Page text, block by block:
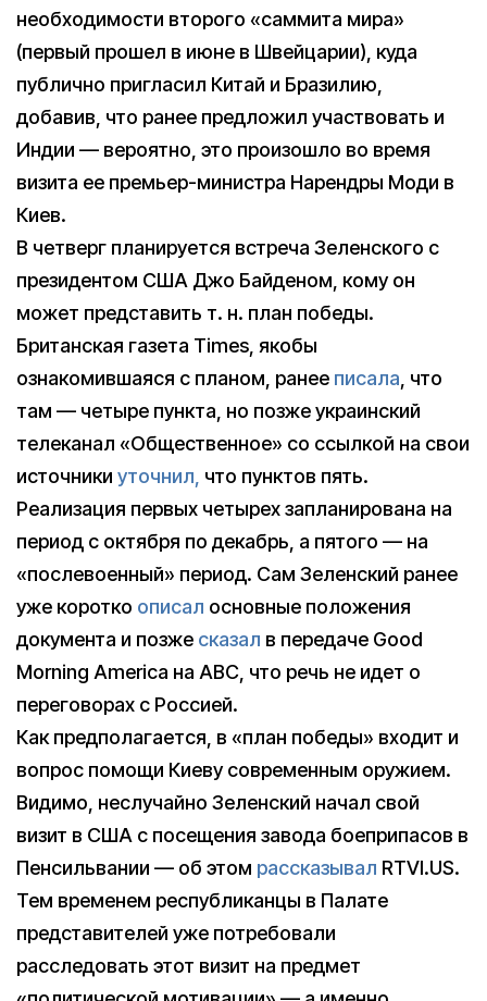
необходимости второго «саммита мира»
(первый прошел в июне в Швейцарии), куда
публично пригласил Китай и Бразилию,
добавив, что ранее предложил участвовать и
Индии — вероятно, это произошло во время
визита ее премьер-министра Нарендры Моди в
Киев.
В четверг планируется встреча Зеленского с
президентом США Джо Байденом, кому он
может представить т. н. план победы.
Британская газета Times, якобы
ознакомившаяся с планом, ранее писала, что
там — четыре пункта, но позже украинский
телеканал «Общественное» cо ссылкой на свои
источники уточнил, что пунктов пять.
Реализация первых четырех запланирована на
период с октября по декабрь, а пятого — на
«послевоенный» период. Сам Зеленский ранее
уже коротко описал основные положения
документа и позже сказал в передаче Good
Morning America на ABC, что речь не идет о
переговорах с Россией.
Как предполагается, в «план победы» входит и
вопрос помощи Киеву современным оружием.
Видимо, неслучайно Зеленский начал свой
визит в США с посещения завода боеприпасов в
Пенсильвании — об этом рассказывал RTVI.US.
Тем временем республиканцы в Палате
представителей уже потребовали
расследовать этот визит на предмет